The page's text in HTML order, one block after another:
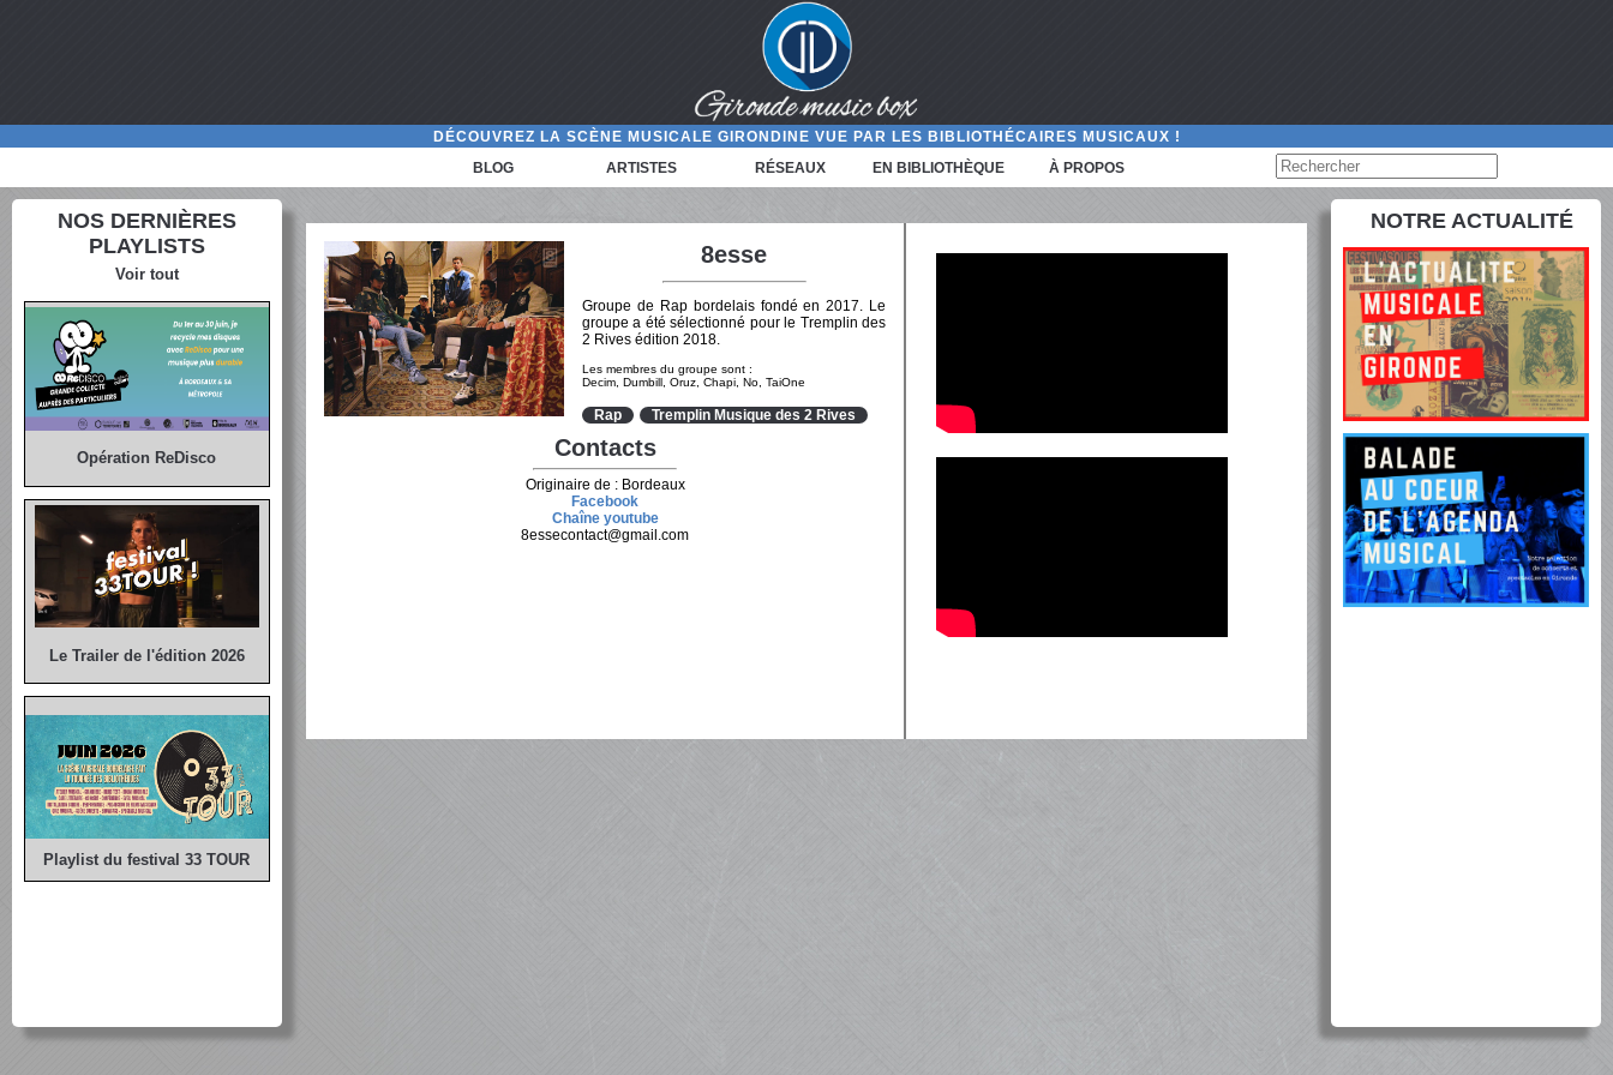
DÉCOUVREZ LA SCÈNE MUSICALE GIRONDINE VUE PAR LES BIBLIOTHÉCAIRES MUSICAUX !
BLOG
ARTISTES RÉSEAUX EN BIBLIOTHÈQUE À PROPOS
NOS DERNIÈRES
PLAYLISTS
Voir tout
Opération ReDisco
Le Trailer de l'édition 2026
Playlist du festival 33 TOUR
8esse
Groupe de Rap bordelais fondé en 2017. Le
groupe a été sélectionné pour le Tremplin des
2 Rives édition 2018.
Les membres du groupe sont :
Decim, Dumbill, Oruz, Chapi, No, TaiOne
Rap Tremplin Musique des 2 Rives
Contacts
Originaire de : Bordeaux
Facebook
Chaîne youtube
8essecontact@gmail.com
NOTRE ACTUALITÉ